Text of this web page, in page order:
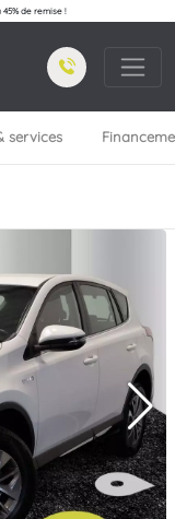
de remise !
services